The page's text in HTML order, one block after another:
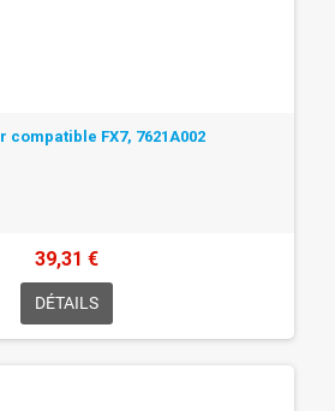
compatible FX7, 7621A002
39,31 €
DÉTAILS